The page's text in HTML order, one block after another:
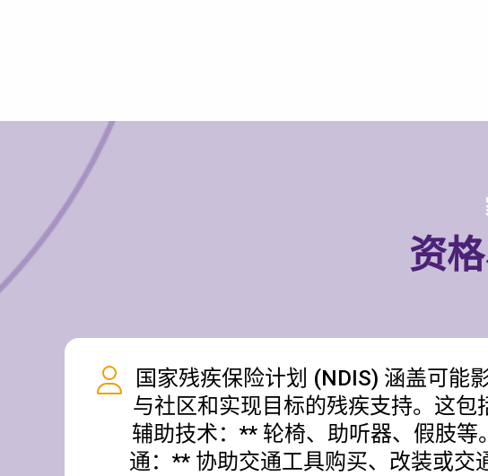
资
国家残疾保险计划 (NDIS) 涵盖可能
与社区和实现目标的残疾支持。这包
辅助技术：** 轮椅、助听器、假肢等
通：** 协助交通工具购买、改装或交
以